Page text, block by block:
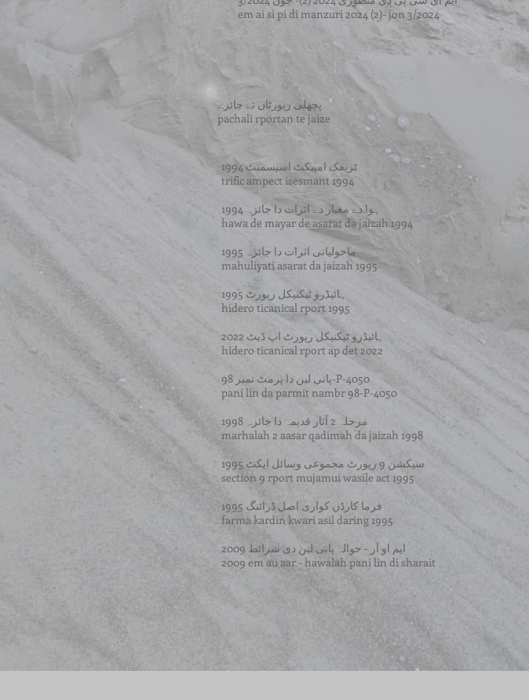
em ai si pi di manzuri 2024 (2)- jon 3/2024
پچھلی رپورٹاں تے جائزے
pachali rportan te jaize
ٹریفک امپیکٹ اسیسمنٹ 1994
trific ampect isesmant 1994
ہوا دے معیار دے اثرات دا جائزہ 1994
hawa de mayar de asarat da jaizah 1994
ماحولیاتی اثرات دا جائزہ 1995
mahuliyati asarat da jaizah 1995
ہائیڈرو ٹیکنیکل رپورٹ 1995
hidero ticanical rport 1995
ہائیڈرو ٹیکنیکل رپورٹ اپ ڈیٹ 2022
hidero ticanical rport ap det 2022
پانی لین دا پرمٹ نمبر 98-P-4050
pani lin da parmit nambr 98-P-4050
مرحلہ 2 آثار قدیمہ دا جائزہ 1998
marhalah 2 aasar qadimah da jaizah 1998
سیکشن 9 رپورٹ مجموعی وسائل ایکٹ 1995
section 9 rport mujamui wasile act 1995
فرما کارڈن کواری اصل ڈرائنگ 1995
farma kardin kwari asil daring 1995
2009 ایم او آر - حوالہ پانی لین دی شرائط
2009 em au aar - hawalah pani lin di sharait